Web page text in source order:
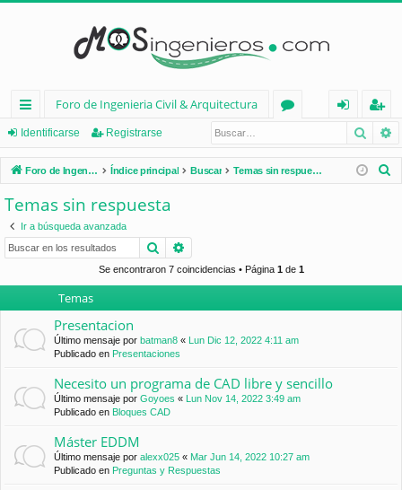
nl
ac
es
rá
pi
Foro de Ingenieria Civil & Arquitectura
os
nt
ifi
eg
ist
ra
Identificarse Registrarse
Foro de Ingenieria Civil & Arquitectura Índice principal Buscar Temas sin respuesta
Temas sin respuesta
Ir a búsqueda avanzada
Buscar
Se encontraron 7 coincidencias • Página 1de 1
Temas
Presentacion
Último mensaje por batman8 «
Lun Dic 12, 2022 4:11 am
Publicado en Presentaciones
Necesito un programa de CAD libre y sencillo
Último mensaje por Goyoes «
Lun Nov 14, 2022 3:49 am
Publicado en Bloques CAD
Máster EDDM
Último mensaje por alexx025 « Mar Jun 14, 2022 10:27 am
Publicado en Preguntas y Respuestas